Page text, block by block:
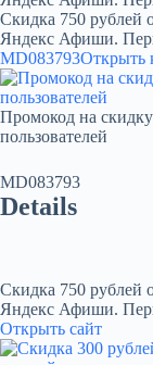
Скидка 750 рублей
Яндекс Афиши.
MD083793Открыть
Промокод на
пользователей
MD083793
Details
Скидка 750 рублей
Яндекс Афиши.
Открыть сайт